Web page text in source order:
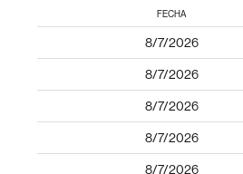
FECHA
8/7/2026
8/7/2026
8/7/2026
8/7/2026
8/7/2026